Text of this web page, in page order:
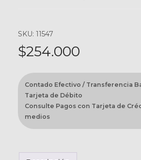
SKU: 11547
$254.000
Contado Efectivo / Transferencia
Tarjeta de Débito
Consulte Pagos con Tarjeta de
medios